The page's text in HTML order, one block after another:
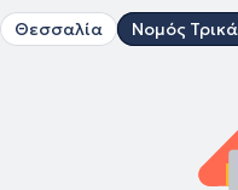
Θεσσαλία Νομός